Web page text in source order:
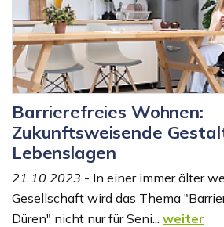
Barrierefreies Wohnen:
Zukunftsweisende
Lebenslagen
21.10.2023 - In einer immer älter
Gesellschaft wird das Thema
Düren" nicht nur für Seni... weiter